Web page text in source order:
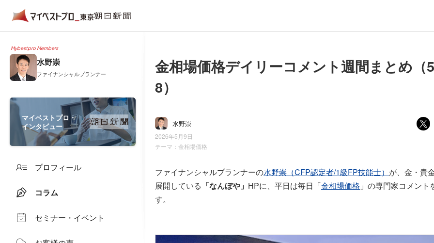
Mybestpro Members
水野崇
ファイナンシャルプランナー
マイベストプロ・
インタビュー
プロフィール
コラム
セミナー・イベント
金相場価格デイリーコメント週間まとめ（
8）
水野崇
2026年5月9日
テーマ： 金相場価格
ファイナンシャルプランナーの水野崇（CFP認定者/1級FP技能士） が、金・貴
展開している 「なんぼや」 HPに、平日は毎日「金相場価格 」の専門家コメント
す。